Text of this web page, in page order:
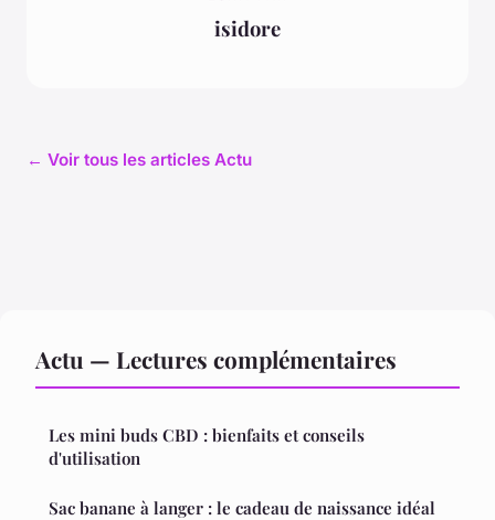
isidore
← Voir tous les articles Actu
Actu — Lectures complémentaires
Les mini buds CBD : bienfaits et conseils
d'utilisation
Sac banane à langer : le cadeau de naissance idéal